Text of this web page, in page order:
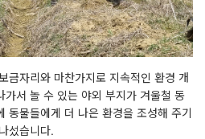
금자리와 마찬가지로 지속적인 환경 개
서 놀 수 있는 야외 부지가 겨울철 동
동물들에게 더 나은 환경을 조성해 주기
섰습니다.